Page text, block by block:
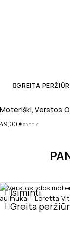
GREITA
Moteriški, Verstos
55,00€
49,00 €
Įsiminti
Greita